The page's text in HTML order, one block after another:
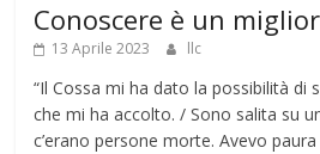
Conoscere è un
13 Aprile 2023 llc
“Il Cossa mi ha dato la possibilità di
che mi ha accolto. / Sono salita su
c’erano persone morte. Avevo